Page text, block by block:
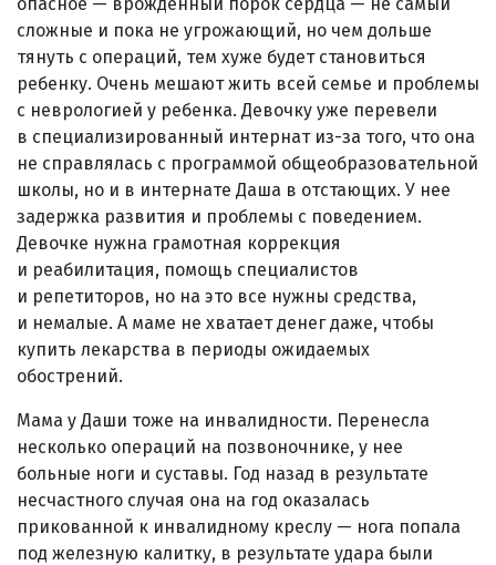
сложные и пока не угрожающий, но чем дольше
тянуть с операций, тем хуже будет становиться
ребенку. Очень мешают жить всей семье и проблемы
с неврологией у ребенка. Девочку уже перевели
в специализированный интернат из-за того, что она
не справлялась с программой общеобразовательной
школы, но и в интернате Даша в отстающих. У нее
задержка развития и проблемы с поведением.
Девочке нужна грамотная коррекция
и реабилитация, помощь специалистов
и репетиторов, но на это все нужны средства,
и немалые. А маме не хватает денег даже, чтобы
купить лекарства в периоды ожидаемых
обострений.
Мама у Даши тоже на инвалидности. Перенесла
несколько операций на позвоночнике, у нее
больные ноги и суставы. Год назад в результате
несчастного случая она на год оказалась
прикованной к инвалидному креслу — нога попала
под железную калитку, в результате удара были